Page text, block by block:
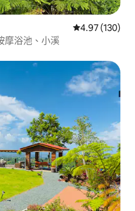
從 130 則評價
4.97 (130)
摩浴池、小溪